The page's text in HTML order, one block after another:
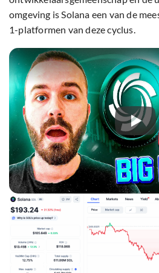
omgeving is Solana een van de
1-platformen van deze cyclus.